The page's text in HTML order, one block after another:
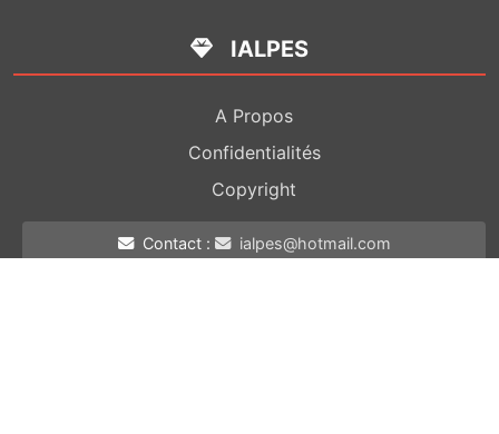
IALPES
A Propos
Confidentialités
Copyright
Contact : ialpes@hotmail.com